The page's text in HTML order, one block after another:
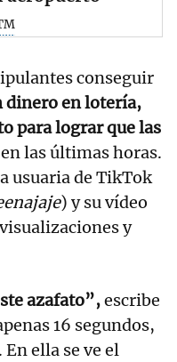
conseguir
dinero en lotería,
para lograr que las
las últimas horas.
usuaria de TikTok
) y su vídeo
y
azafato”,escribe
16 segundos,
ella se ve el